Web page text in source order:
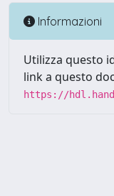
Informazioni
Utilizza questo
link a questo
https://